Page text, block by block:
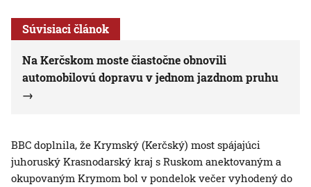
Súvisiaci článok
Na Kerčskom moste čiastočne obnovili
automobilovú dopravu v jednom jazdnom pruhu
BBC doplnila, že Krymský (Kerčský) most spájajúci
juhoruský Krasnodarský kraj s Ruskom anektovaným a
okupovaným Krymom bol v pondelok večer vyhodený do